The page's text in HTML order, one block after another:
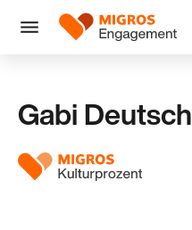
Navigation
überspringen
Menü
Logo
Gabi Deutsch